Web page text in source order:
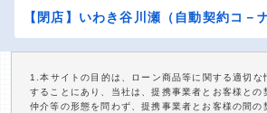
【閉店】いわき谷川瀬（自動契約コ－
1.本サイトの目的は、ローン商品等に関する適切な
することにあり、当社は、提携事業者とお客様との
仲介等の形態を問わず、提携事業者とお客様の間の